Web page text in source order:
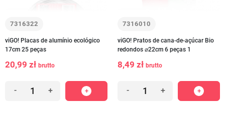
7316322
viGO! Placas de alumínio ecológico
17cm 25 peças
20,99 zł brutto
- +
7316010
viGO! Pratos de cana-de-açúcar Bio
redondos ⌀22cm 6 peças 1
8,49 zł brutto
- +